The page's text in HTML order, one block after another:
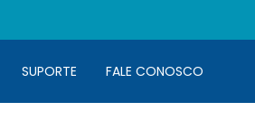
SUPORTE FALE CONOSCO